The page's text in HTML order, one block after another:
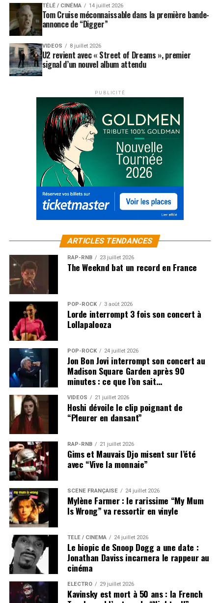
TÉLÉ / CINÉMA 14 juillet 2026
Tom Cruise méconnaissable dans la première bande-
annonce de “Digger”
VIDEOS 8 juillet 2026
U2 revient avec « Street of Dreams », premier
signal d’un nouvel album attendu
PUBLICITÉ
ARTICLES TENDANCES
RAP-RNB 23 juillet 2026
The Weeknd bat un record en France
POP-ROCK 3 août 2026
Lorde interrompt 3 fois son concert à
Lollapalooza
POP-ROCK 24 juillet 2026
Jon Bon Jovi interrompt son concert au
Madison Square Garden après 90
minutes : ce que l’on sait…
VIDEOS 21 juillet 2026
Hoshi dévoile le clip poignant de
“Pleurer en dansant”
RAP-RNB 21 juillet 2026
Gims et Mauvais Djo misent sur l’été
avec “Vive la monnaie”
SCÈNE FRANÇAISE 24 juillet 2026
Mylène Farmer : le rarissime “My Mum
Is Wrong” va ressortir en vinyle
TÉLÉ / CINÉMA 24 juillet 2026
Le biopic de Snoop Dogg a une date :
Jonathan Daviss incarnera le rappeur au
cinéma
ÉLECTRO 29 juillet 2026
Kavinsky est mort à 50 ans : la French